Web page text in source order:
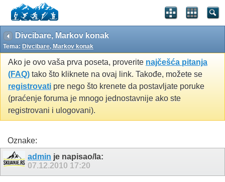
Divcibare, Markov konak
Tema: Divcibare, Markov konak
Ako je ovo vaša prva poseta, proverite najčešća pitanja
(FAQ) tako što kliknete na ovaj link. Takođe, možete se
registrovati pre nego što krenete da postavljate poruke
(praćenje foruma je mnogo jednostavnije ako ste
registrovani i ulogovani).
Oznake:
admin je napisao/la:
07.12.2010 17:20